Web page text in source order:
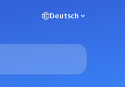
Deutsch